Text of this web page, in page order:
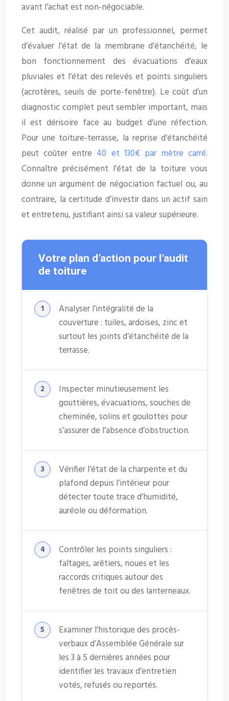
avant l’achat est non-négociable.
Cet audit, réalisé par un professionnel, permet
d’évaluer l’état de la membrane d’étanchéité, le
bon fonctionnement des évacuations d’eaux
pluviales et l’état des relevés et points singuliers
(acrotères, seuils de porte-fenêtre). Le coût d’un
diagnostic complet peut sembler important, mais
il est dérisoire face au budget d’une réfection.
Pour une toiture-terrasse, la reprise d’étanchéité
peut coûter entre 40 et 130€ par mètre carré.
Connaître précisément l’état de la toiture vous
donne un argument de négociation factuel ou, au
contraire, la certitude d’investir dans un actif sain
et entretenu, justifiant ainsi sa valeur supérieure.
Votre plan d’action pour l’audit
de toiture
Analyser l’intégralité de la
couverture : tuiles, ardoises, zinc et
surtout les joints d’étanchéité de la
terrasse.
Inspecter minutieusement les
gouttières, évacuations, souches de
cheminée, solins et goulottes pour
s’assurer de l’absence d’obstruction.
Vérifier l’état de la charpente et du
plafond depuis l’intérieur pour
détecter toute trace d’humidité,
auréole ou déformation.
Contrôler les points singuliers :
faîtages, arêtiers, noues et les
raccords critiques autour des
fenêtres de toit ou des lanterneaux.
Examiner l’historique des procès-
verbaux d’Assemblée Générale sur
les 3 à 5 dernières années pour
identifier les travaux d’entretien
votés, refusés ou reportés.